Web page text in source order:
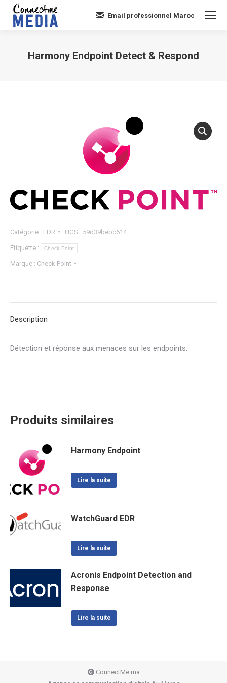
Email professionnel Maroc
Harmony Endpoint Detect & Respond
Catégorie : EDR UGS : 59d39bebc614
Étiquette : Check Point
Marque : Check Point
Description
Détection et réponse aux menaces sur les endpoints.
Produits similaires
Harmony Endpoint
Lire la suite
WatchGuard EDR
Lire la suite
Acronis Endpoint Detection and
Response
Lire la suite
ConnectMe.ma